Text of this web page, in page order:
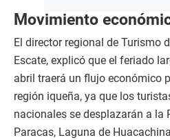
Movimiento
El director regional de Turismo
Escate, explicó que el feriado
abril traerá un flujo económico
región iqueña, ya que los
nacionales se desplazarán a la
Paracas, Laguna de